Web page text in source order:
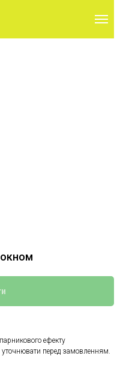
ефекту
уточнювати перед замовленням.